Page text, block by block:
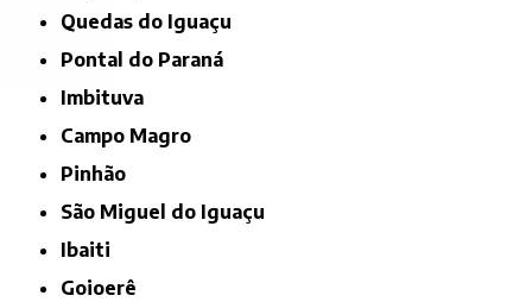
Quedas do Iguaçu
Pontal do Paraná
Imbituva
Campo Magro
Pinhão
São Miguel do Iguaçu
Ibaiti
Goioerê